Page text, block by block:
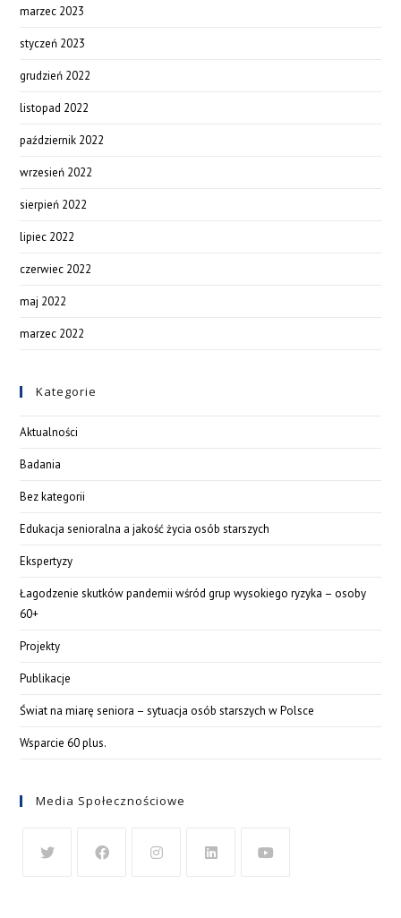
marzec 2023
styczeń 2023
grudzień 2022
listopad 2022
październik 2022
wrzesień 2022
sierpień 2022
lipiec 2022
czerwiec 2022
maj 2022
marzec 2022
Kategorie
Aktualności
Badania
Bez kategorii
Edukacja senioralna a jakość życia osób starszych
Ekspertyzy
Łagodzenie skutków pandemii wśród grup wysokiego ryzyka – osoby
60+
Projekty
Publikacje
Świat na miarę seniora – sytuacja osób starszych w Polsce
Wsparcie 60 plus.
Media Społecznościowe